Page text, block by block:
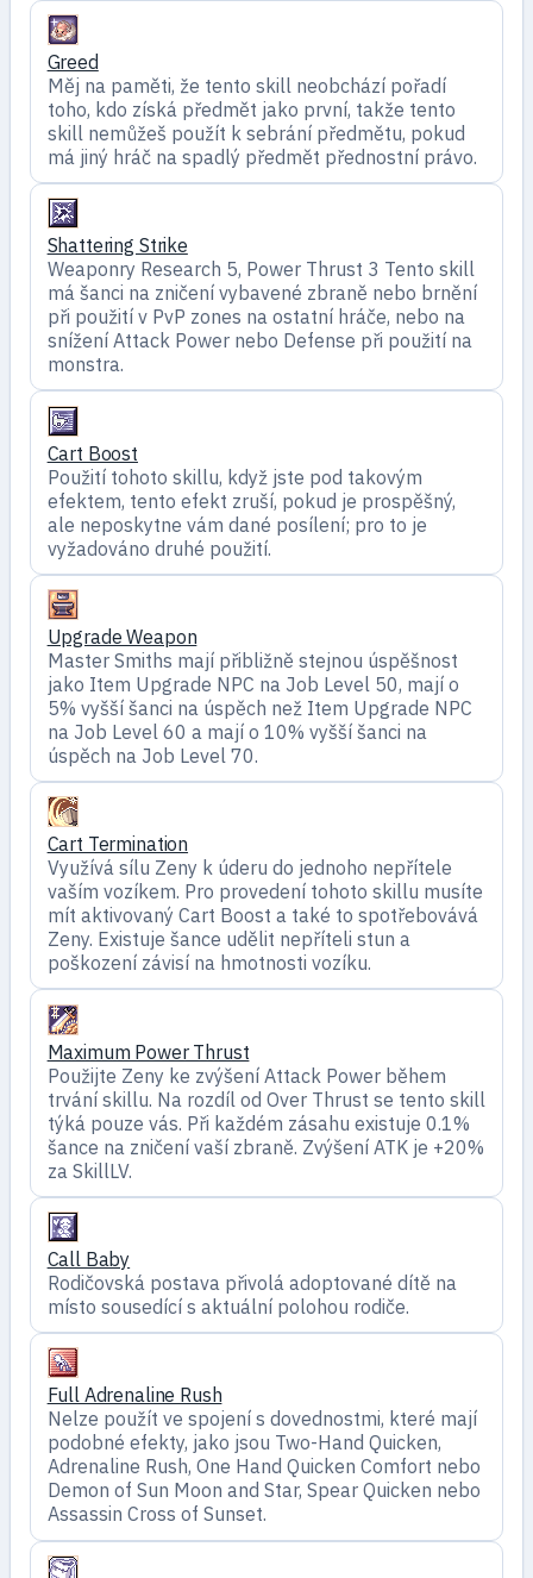
Greed
Měj na paměti, že tento skill neobchází pořadí
toho, kdo získá předmět jako první, takže tento
skill nemůžeš použít k sebrání předmětu, pokud
má jiný hráč na spadlý předmět přednostní právo.
Shattering Strike
Weaponry Research 5, Power Thrust 3 Tento skill
má šanci na zničení vybavené zbraně nebo brnění
při použití v PvP zones na ostatní hráče, nebo na
snížení Attack Power nebo Defense při použití na
monstra.
Cart Boost
Použití tohoto skillu, když jste pod takovým
efektem, tento efekt zruší, pokud je prospěšný,
ale neposkytne vám dané posílení; pro to je
vyžadováno druhé použití.
Upgrade Weapon
Master Smiths mají přibližně stejnou úspěšnost
jako Item Upgrade NPC na Job Level 50, mají o
5% vyšší šanci na úspěch než Item Upgrade NPC
na Job Level 60 a mají o 10% vyšší šanci na
úspěch na Job Level 70.
Cart Termination
Využívá sílu Zeny k úderu do jednoho nepřítele
vaším vozíkem. Pro provedení tohoto skillu musíte
mít aktivovaný Cart Boost a také to spotřebovává
Zeny. Existuje šance udělit nepříteli stun a
poškození závisí na hmotnosti vozíku.
Maximum Power Thrust
Použijte Zeny ke zvýšení Attack Power během
trvání skillu. Na rozdíl od Over Thrust se tento skill
týká pouze vás. Při každém zásahu existuje 0.1%
šance na zničení vaší zbraně. Zvýšení ATK je +20%
za SkillLV.
Call Baby
Rodičovská postava přivolá adoptované dítě na
místo sousedící s aktuální polohou rodiče.
Full Adrenaline Rush
Nelze použít ve spojení s dovednostmi, které mají
podobné efekty, jako jsou Two-Hand Quicken,
Adrenaline Rush, One Hand Quicken Comfort nebo
Demon of Sun Moon and Star, Spear Quicken nebo
Assassin Cross of Sunset.